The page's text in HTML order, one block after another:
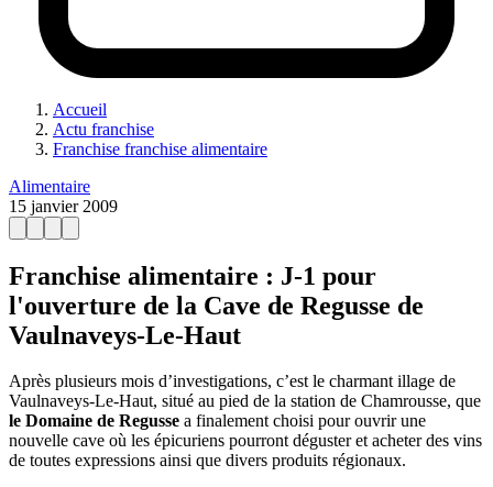
Accueil
Actu franchise
Franchise franchise alimentaire
Alimentaire
15 janvier 2009
Franchise alimentaire : J-1 pour
l'ouverture de la Cave de Regusse de
Vaulnaveys-Le-Haut
Après plusieurs mois d’investigations, c’est le charmant illage de
Vaulnaveys-Le-Haut, situé au pied de la station de Chamrousse, que
le Domaine de Regusse a finalement choisi pour ouvrir une
nouvelle cave où les épicuriens pourront déguster et acheter des vins
de toutes expressions ainsi que divers produits régionaux.